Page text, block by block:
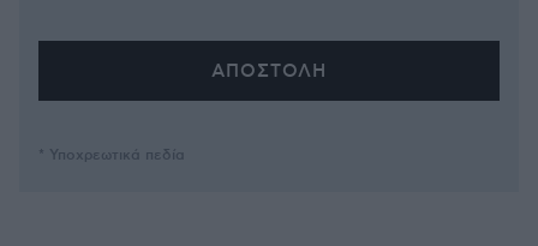
* Υποχρεωτικά πεδία